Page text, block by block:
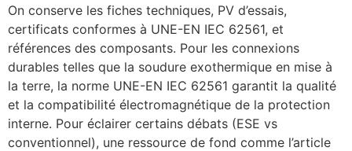
On conserve les fiches techniques, PV d’essais,
certificats conformes à UNE-EN IEC 62561, et
références des composants. Pour les connexions
durables telles que la soudure exothermique en mise à
la terre, la norme UNE-EN IEC 62561 garantit la qualité
et la compatibilité électromagnétique de la protection
interne. Pour éclairer certains débats (ESE vs
conventionnel), une ressource de fond comme l’article